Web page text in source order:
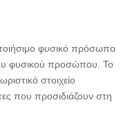
φυσικό πρόσωπο
φυσικού προσώπου. Το
στοιχείο
που προσιδιάζουν στη